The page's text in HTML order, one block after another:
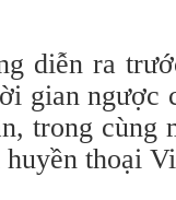
diễn ra
gian ngược
trong cùng
thoại